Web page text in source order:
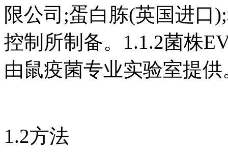
限公司;蛋白胨(英国进口
控制所制备。1.1.2菌株
由鼠疫菌专业实验室提供
1.2方法